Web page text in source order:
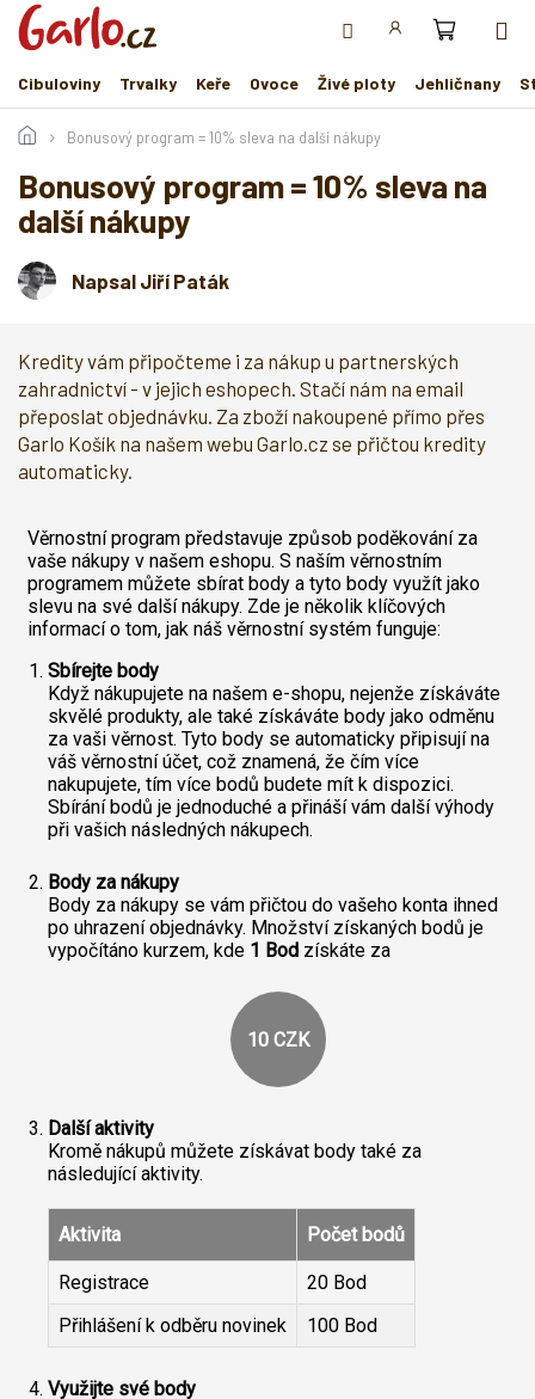
Přejít
obsah
Cibuloviny Trvalky Keře Ovoce Živé ploty Jehličnany
Bonusový program = 10% sleva na další nákupy
Bonusový program = 10% sleva na
další nákupy
Napsal Jiří Paták
Kredity vám připočteme i za nákup u partnerských
zahradnictví - v jejich eshopech. Stačí nám na email
přeposlat objednávku. Za zboží nakoupené přímo přes
Garlo Košík na našem webu Garlo.cz se přičtou kredity
automaticky.